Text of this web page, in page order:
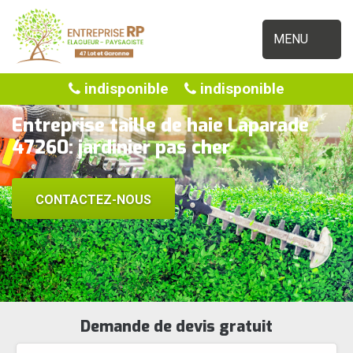
MENU
indisponible indisponible
Entreprise taille de haie Laparade
47260: jardinier pas cher
CONTACTEZ-NOUS
Demande de devis gratuit